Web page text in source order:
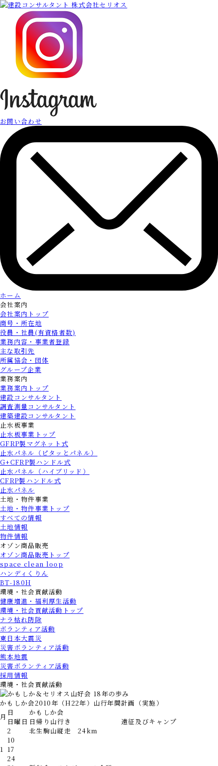
お問い合わせ
ホーム
会社案内
会社案内トップ
商号・所在地
役員・社員(有資格者数)
業務内容・事業者登録
主な取引先
所属協会・団体
グループ企業
業務案内
業務案内トップ
建設コンサルタント
調査測量コンサルタント
建築建設コンサルタント
止水板事業
止水板事業トップ
GFRP製マグネット式
止水パネル（ピタッとパネル）
G+CFRP製ハンドル式
止水パネル（ハイブリッド）
CFRP製ハンドル式
止水パネル
土地・物件事業
土地・物件事業トップ
すべての情報
土地情報
物件情報
オゾン商品販売
オゾン商品販売トップ
space clean loop
ハンディくりん
BT-180H
環境・社会貢献活動
健康増進・福利厚生活動
環境・社会貢献活動トップ
ナラ枯れ防除
ボランティア活動
東日本大震災
災害ボランティア活動
熊本地震
災害ボランティア活動
採用情報
環境・社会貢献活動
かもしか会2010年（H22年）山行年間計画（実施）
月 日
かもしか会
日曜日 日帰り山行き 遠征及びキャンプ
1
2
北生駒山縦走 24km
10
17
24